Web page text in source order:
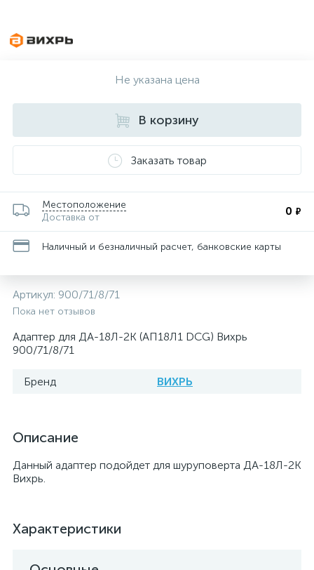
Не указана цена
В корзину
Заказать товар
Местоположение
Доставка от
0 ₽
Наличный и безналичный расчет, банковские карты
Артикул: 900/71/8/71
Пока нет отзывов
Адаптер для ДА-18Л-2К (АП18Л1 DCG) Вихрь
900/71/8/71
Бренд ВИХРЬ
Описание
Данный адаптер подойдет для шуруповерта ДА-18Л-2К
Вихрь.
Характеристики